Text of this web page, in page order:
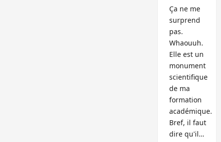
Ça ne me
surprend
pas.
Whaouuh.
Elle est un
monument
scientifique
de ma
formation
académique.
Bref, il faut
dire qu'il…